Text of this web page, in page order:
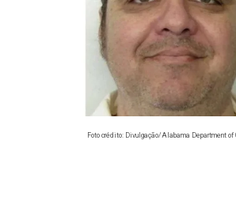
Foto crédito: Divulgação/Alabama Department of